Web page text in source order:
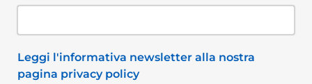
Leggi l'informativa newsletter alla nostra
pagina privacy policy